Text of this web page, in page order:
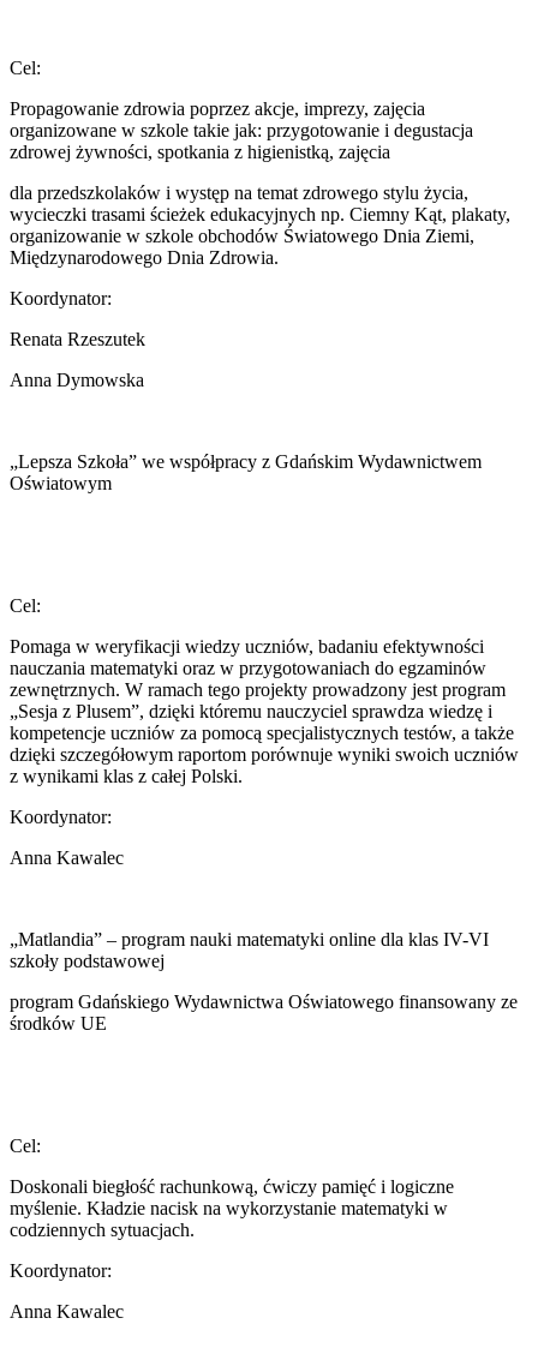
Cel:
Propagowanie zdrowia poprzez akcje, imprezy, zajęcia
organizowane w szkole takie jak: przygotowanie i degustacja
zdrowej żywności, spotkania z higienistką, zajęcia
dla przedszkolaków i występ na temat zdrowego stylu życia,
wycieczki trasami ścieżek edukacyjnych np. Ciemny Kąt, plakaty,
organizowanie w szkole obchodów Światowego Dnia Ziemi,
Międzynarodowego Dnia Zdrowia.
Koordynator:
Renata Rzeszutek
Anna Dymowska
„Lepsza Szkoła” we współpracy z Gdańskim Wydawnictwem
Oświatowym
Cel:
Pomaga w weryfikacji wiedzy uczniów, badaniu efektywności
nauczania matematyki oraz w przygotowaniach do egzaminów
zewnętrznych. W ramach tego projekty prowadzony jest program
„Sesja z Plusem”, dzięki któremu nauczyciel sprawdza wiedzę i
kompetencje uczniów za pomocą specjalistycznych testów, a także
dzięki szczegółowym raportom porównuje wyniki swoich uczniów
z wynikami klas z całej Polski.
Koordynator:
Anna Kawalec
„Matlandia” – program nauki matematyki online dla klas IV-VI
szkoły podstawowej
program Gdańskiego Wydawnictwa Oświatowego finansowany ze
środków UE
Cel:
Doskonali biegłość rachunkową, ćwiczy pamięć i logiczne
myślenie. Kładzie nacisk na wykorzystanie matematyki w
codziennych sytuacjach.
Koordynator:
Anna Kawalec